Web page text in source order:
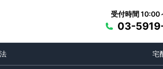
受付時間 10:00
03-
宅